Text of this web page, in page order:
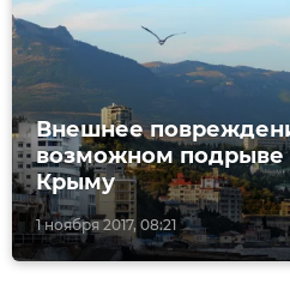
1 ноября 2017, 08:21
Внешнее
возможном подрыве
Крыму